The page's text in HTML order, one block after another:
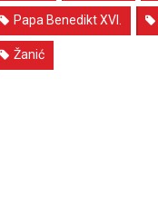
Papa Benedikt XVI.
Žanić